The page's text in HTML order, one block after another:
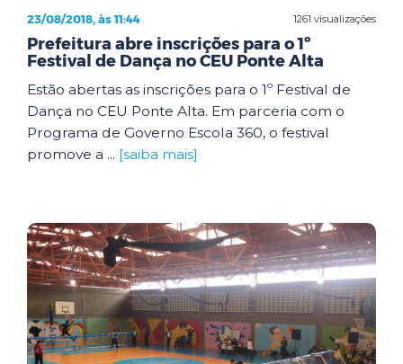
1261 visualizações
23/08/2018, às 11:44
Prefeitura abre inscrições para o 1º
Festival de Dança no CEU Ponte Alta
Estão abertas as inscrições para o 1º Festival de
Dança no CEU Ponte Alta. Em parceria com o
Programa de Governo Escola 360, o festival
promove a ... [saiba mais]